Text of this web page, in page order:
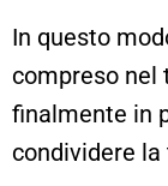
In questo
compreso nel
finalmente in
condividere